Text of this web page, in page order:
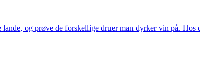
og prøve de forskellige druer man dyrker vin på.